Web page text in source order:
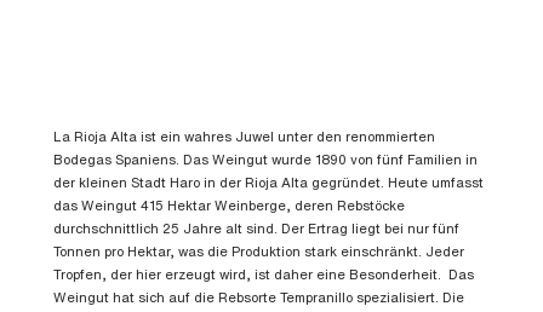
La Rioja Alta ist ein wahres Juwel unter den renommierten
Bodegas Spaniens. Das Weingut wurde 1890 von fünf Familien in
der kleinen Stadt Haro in der Rioja Alta gegründet. Heute umfasst
das Weingut 415 Hektar Weinberge, deren Rebstöcke
durchschnittlich 25 Jahre alt sind. Der Ertrag liegt bei nur fünf
Tonnen pro Hektar, was die Produktion stark einschränkt. Jeder
Tropfen, der hier erzeugt wird, ist daher eine Besonderheit. Das
Weingut hat sich auf die Rebsorte Tempranillo spezialisiert. Die